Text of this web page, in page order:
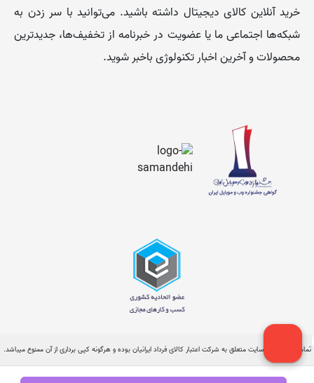
خرید آنلاین کالای دیجیتال داشته باشید. می‌توانید با سر زدن به
شبکه‌ها اجتماعی ما یا عضویت در خبرنامه از تخفیف‌‌ها، جدیدترین
محصولات و آخرین اخبار تکنولوژی باخبر شوید.
تمامی حقوق این سایت متعلق به شرکت اعتبار کالای فرداد ایرانیان بوده و هرگونه کپی برداری از آن ممنوع میباشد.